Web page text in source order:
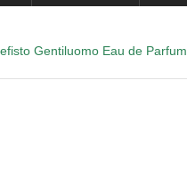
Gentiluomo Eau de Parfum